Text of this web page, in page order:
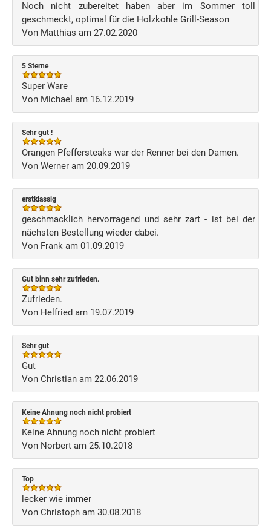
Noch nicht zubereitet haben aber im Sommer toll
geschmeckt, optimal für die Holzkohle Grill-Season
Von Matthias am 27.02.2020
5 Sterne
Super Ware
Von Michael am 16.12.2019
Sehr gut !
Orangen Pfeffersteaks war der Renner bei den Damen.
Von Werner am 20.09.2019
erstklassig
geschmacklich hervorragend und sehr zart - ist bei der
nächsten Bestellung wieder dabei.
Von Frank am 01.09.2019
Gut binn sehr zufrieden.
Zufrieden.
Von Helfried am 19.07.2019
Sehr gut
Gut
Von Christian am 22.06.2019
Keine Ahnung noch nicht probiert
Keine Ahnung noch nicht probiert
Von Norbert am 25.10.2018
Top
lecker wie immer
Von Christoph am 30.08.2018